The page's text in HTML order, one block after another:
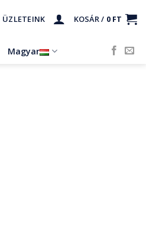
ÜZLETEINK KOSÁR / 0 FT
Magyar